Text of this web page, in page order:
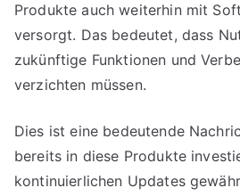
Produkte auch weiterhin mit
versorgt. Das bedeutet, dass
zukünftige Funktionen und
verzichten müssen.
Dies ist eine bedeutende
bereits in diese Produkte
kontinuierlichen Updates